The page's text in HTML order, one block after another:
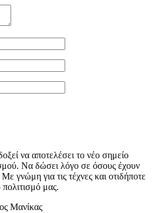
να αποτελέσει το νέο σημείο
Να δώσει λόγο σε όσους έχουν
γνώμη για τις τέχνες και οτιδήποτε
μας.
Μανίκας